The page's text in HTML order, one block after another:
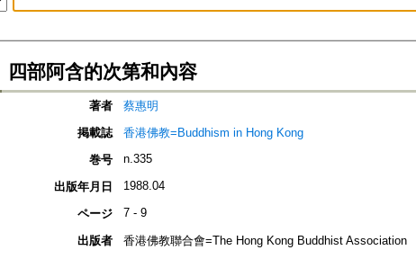
四部阿含的次第和內容
著者
蔡惠明
掲載誌
香港佛教=Buddhism in Hong Kong
巻号
n.335
出版年月日 1988.04
ページ 7 - 9
出版者
香港佛教聯合會=The Hong Kong Buddhist Association